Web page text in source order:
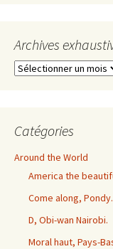
Archives
Archives
Catégories
Around the World
America the
Come along, Pondy.
D, Obi-wan Nairobi.
Moral haut, Pays-